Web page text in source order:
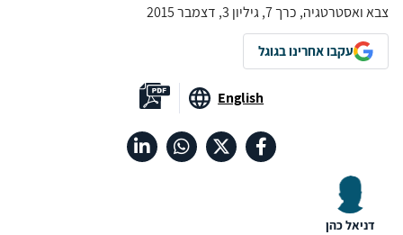
צבא ואסטרטגיה, כרך 7, גיליון 3, דצמבר 2015
עקבו אחרינו בגוגל
English
דניאל כהן